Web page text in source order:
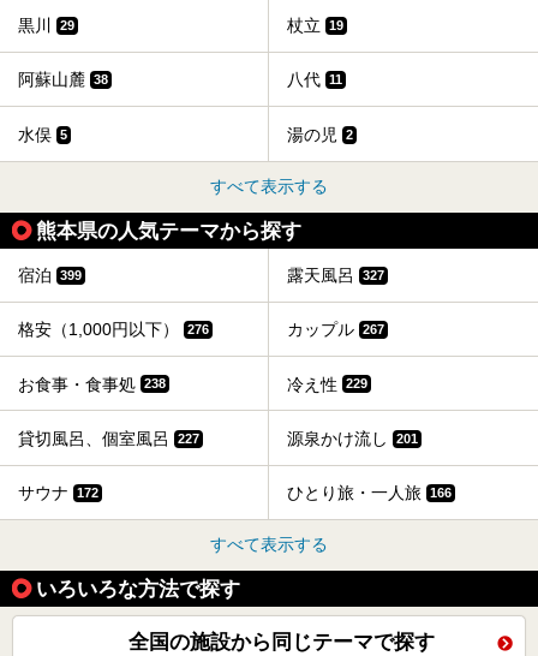
黒川 29 杖立 19
阿蘇山麓 38 八代 11
水俣 5 湯の児 2
すべて表示する
熊本県の人気テーマから探す
宿泊 399 露天風呂 327
格安（1,000円以下） 276 カップル 267
お食事・食事処 238 冷え性 229
貸切風呂、個室風呂 227 源泉かけ流し 201
サウナ 172 ひとり旅・一人旅 166
すべて表示する
いろいろな方法で探す
全国の施設から同じテーマで探す